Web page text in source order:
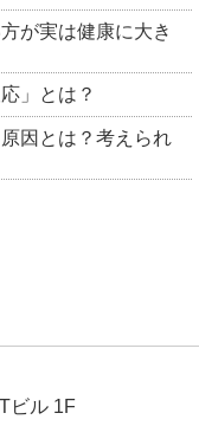
が実は健康に大き
」とは？
因とは？考えられ
ビル 1F